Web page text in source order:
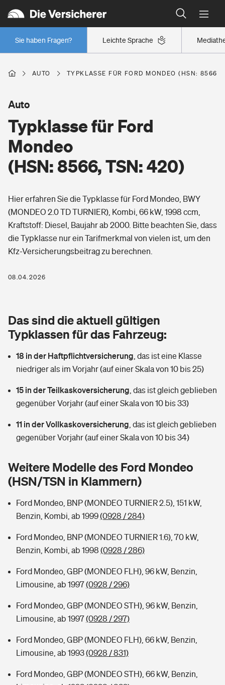
Leichte Sprache
Sie haben Fragen?
Wer versichert was: Jetzt Versicherer finden
Regionalklassen: So ist Ihre Region eingestuft
Wer versichert was: Jetzt Versicherer finden
Berufsunfähigkeitsversicherung
Arbeitsrechtsschutz
Berufshaftpflichtversicherung
Rentenrechner: Wie viel Geld bekomme ich im Alter?
Wer versichert was: Jetzt Versicherer finden
Wohnen
Wohngebäudeversicherung
Hausratversicherung
Elementarversicherung
Photovoltaik
Wärmepumpen versichern
Vermieterrrechtsschutz
Mietkautionsversicherung
Zur Übersicht
Tools
Hochwasser-Check: Wie gefährdet ist Ihr Haus?
Wer versichert was: Jetzt Versicherer finden
Pri­vate Haft­pflicht­
Rechts­schutz­ver­si­che­rung
Kinderunfall­ver­si­che­rung
Reiseversicherung
Pferdehalter-Haftpflicht
Private Cyberversicherung
Musikinstrumentenversicherung
Typklassen: So ist Ihr Auto eingestuft
Sie haben Fragen?
Gesundheit
Private Krankenversicherung
Tierkrankenversicherung
Zur Übersicht
Tools
Wer versichert was: Jetzt Versicherer finden
Rentenrechner: Wie viel Geld bekomme ich im Alter?
AUTO TYPKLASSE FÜR FORD MONDEO (HSN: 8566,
Typklasse für Ford
Mondeo
(HSN: 8566, TSN: 420)
Auto
Hier erfahren Sie die Typklasse für Ford Mondeo, BWY
(MONDEO 2.0 TD TURNIER), Kombi, 66 kW, 1998 ccm,
Kraftstoff: Diesel, Baujahr ab 2000. Bitte beachten Sie, dass
die Typklasse nur ein Tarifmerkmal von vielen ist, um den
Kfz-Versicherungsbeitrag zu berechnen.
08.04.2026
Das sind die aktuell gültigen
Typklassen für das Fahrzeug:
18 in der Haftpflichtversicherung das ist eine Klasse
niedriger als im Vorjahr (auf einer Skala von 10 bis 25)
15 in der Teilkaskoversicherung das ist gleich geblieben
gegenüber Vorjahr (auf einer Skala von 10 bis 33)
11 in der Vollkaskoversicherung das ist gleich geblieben
gegenüber Vorjahr (auf einer Skala von 10 bis 34)
Weitere Modelle des Ford Mondeo
(HSN/TSN in Klammern)
Ford Mondeo, BNP (MONDEO TURNIER 2.5), 151 kW,
Benzin, Kombi, ab 1999(0928 / 284)
Ford Mondeo, BNP (MONDEO TURNIER 1.6), 70 kW,
Benzin, Kombi, ab 1998 (0928 / 286)
Ford Mondeo, GBP (MONDEO FLH), 96 kW, Benzin,
Limousine, ab 1997(0928 / 296)
Ford Mondeo, GBP (MONDEO STH), 96 kW, Benzin,
Limousine, ab 1997(0928 / 297)
Ford Mondeo, GBP (MONDEO FLH), 66 kW, Benzin,
Limousine, ab 1993(0928 / 831)
Ford Mondeo, GBP (MONDEO STH), 66 kW, Benzin,